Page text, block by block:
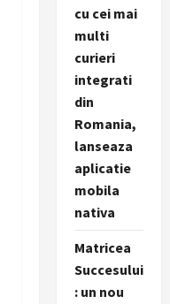
cu cei mai
multi
curieri
integrati
din
Romania,
lanseaza
aplicatie
mobila
nativa
Matricea
Succesului
: un nou